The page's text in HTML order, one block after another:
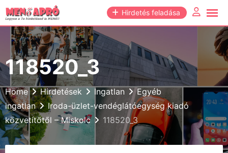
Skip
to
content
Hirdetés feladása
118520_3
Home Hirdetések Ingatlan
Egyéb
ingatlan
Iroda-üzlet-vendéglátóegység kiadó
közvetítőtől – Miskolc
118520_3